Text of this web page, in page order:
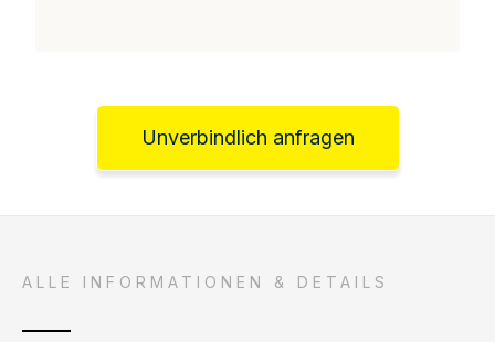
Unverbindlich anfragen
ALLE INFORMATIONEN & DETAILS